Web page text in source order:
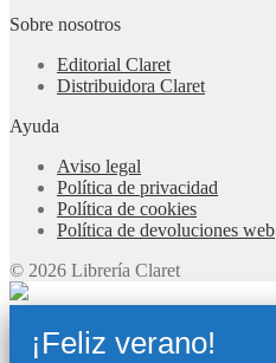
Sobre nosotros
Editorial Claret
Distribuidora Claret
Ayuda
Aviso legal
Política de privacidad
Política de cookies
Política de devoluciones web
© 2026 Librería Claret
¡Feliz verano!